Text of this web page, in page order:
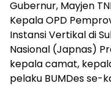
Gubernur, Mayjen
Kepala OPD
Instansi Vertikal di
Nasional (Japnas)
kepala camat,
pelaku BUMDes se-